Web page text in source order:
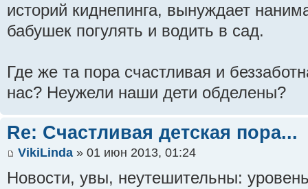
историй киднепинга, вынуждает
бабушек погулять и водить в сад.
Где же та пора счастливая и
нас? Неужели наши дети обделены?
Re: Счастливая детская пора...
VikiLinda » 01 июн 2013, 01:24
Новости, увы, неутешительны: